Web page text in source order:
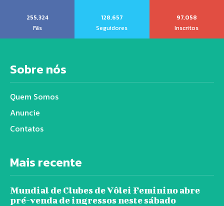
255,324
Fãs
128,657
Seguidores
97,058
Inscritos
Sobre nós
Quem Somos
Anuncie
Contatos
Mais recente
Mundial de Clubes de Vôlei Feminino abre
pré-venda de ingressos neste sábado